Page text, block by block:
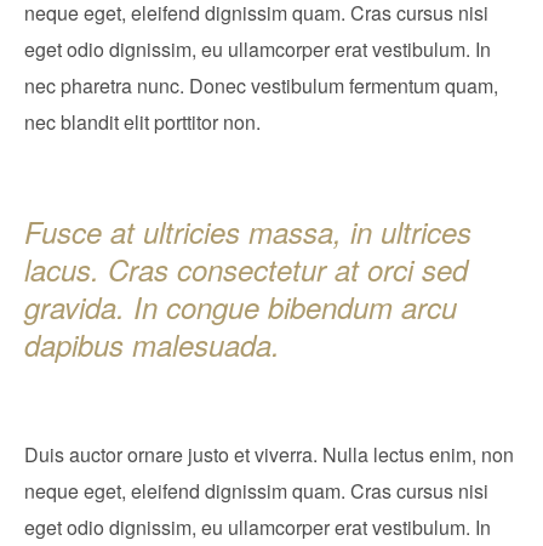
neque eget, eleifend dignissim quam. Cras cursus nisi
eget odio dignissim, eu ullamcorper erat vestibulum. In
nec pharetra nunc. Donec vestibulum fermentum quam,
nec blandit elit porttitor non.
Fusce at ultricies massa, in ultrices
lacus. Cras consectetur at orci sed
gravida. In congue bibendum arcu
dapibus malesuada.
Duis auctor ornare justo et viverra. Nulla lectus enim, non
neque eget, eleifend dignissim quam. Cras cursus nisi
eget odio dignissim, eu ullamcorper erat vestibulum. In